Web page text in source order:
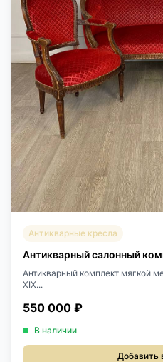
Антикварные кресла
Антикварный салонный
Антикварный комплект мягкой
XIX...
550 000 ₽
В наличии
Добавить